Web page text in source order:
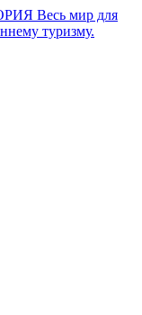
Весь мир для
туризму.